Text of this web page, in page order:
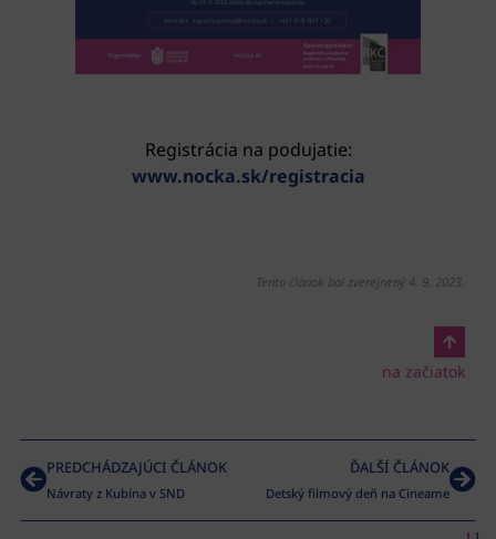
Registrácia na podujatie:
www.nocka.sk/registracia
Tento článok bol zverejnený 4. 9. 2023.
na začiatok
PREDCHÁDZAJÚCI ČLÁNOK
Návraty z Kubína v SND
ĎALŠÍ ČLÁNOK
Detský filmový deň na Cineame